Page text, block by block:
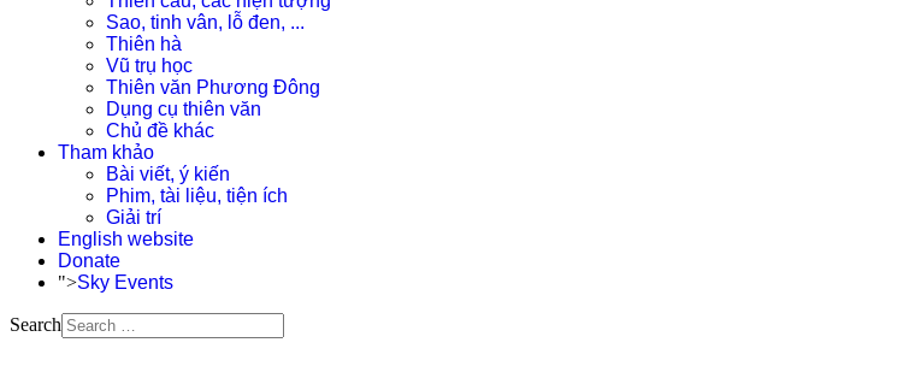
Sao, tinh vân, lỗ đen, ...
Thiên hà
Vũ trụ học
Thiên văn Phương Đông
Dụng cụ thiên văn
Chủ đề khác
Tham khảo
Bài viết, ý kiến
Phim, tài liệu, tiện ích
Giải trí
English website
Donate
">Sky Events
Search